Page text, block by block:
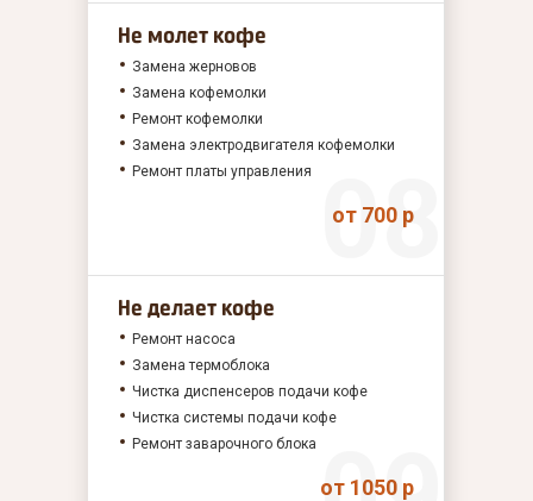
Не молет кофе
Замена жерновов
Замена кофемолки
Ремонт кофемолки
Замена электродвигателя кофемолки
Ремонт платы управления
от 700 р
Не делает кофе
Ремонт насоса
Замена термоблока
Чистка диспенсеров подачи кофе
Чистка системы подачи кофе
Ремонт заварочного блока
от 1050 р